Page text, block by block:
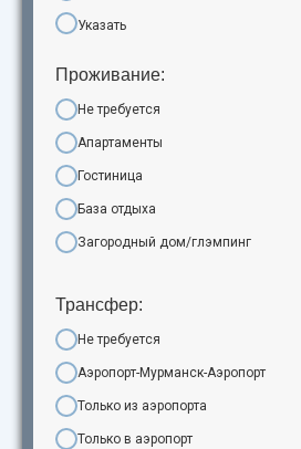
Указать
Проживание:
Не требуется
Апартаменты
Гостиница
База отдыха
Загородный дом/глэмпинг
Трансфер:
Не требуется
Аэропорт-Мурманск-Аэропорт
Только из аэропорта
Только в аэропорт